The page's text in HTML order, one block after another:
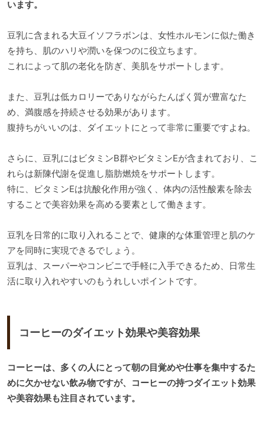
います。
豆乳に含まれる大豆イソフラボンは、女性ホルモンに似た働き
を持ち、肌のハリや潤いを保つのに役立ちます。
これによって肌の老化を防ぎ、美肌をサポートします。
また、豆乳は低カロリーでありながらたんぱく質が豊富なた
め、満腹感を持続させる効果があります。
腹持ちがいいのは、ダイエットにとって非常に重要ですよね。
さらに、豆乳にはビタミンB群やビタミンEが含まれており、こ
れらは新陳代謝を促進し脂肪燃焼をサポートします。
特に、ビタミンEは抗酸化作用が強く、体内の活性酸素を除去
することで美容効果を高める要素として働きます。
豆乳を日常的に取り入れることで、健康的な体重管理と肌のケ
アを同時に実現できるでしょう。
豆乳は、スーパーやコンビニで手軽に入手できるため、日常生
活に取り入れやすいのもうれしいポイントです。
コーヒーのダイエット効果や美容効果
コーヒーは、多くの人にとって朝の目覚めや仕事を集中するた
めに欠かせない飲み物ですが、コーヒーの持つダイエット効果
や美容効果も注目されています。